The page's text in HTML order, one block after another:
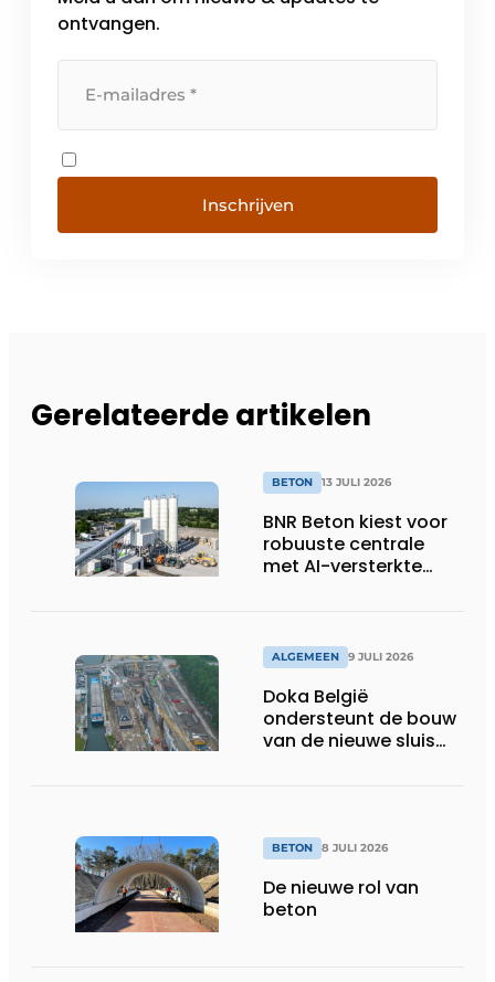
ontvangen.
Inschrijven
Gerelateerde artikelen
BETON 13 JULI 2026
BNR Beton kiest voor
robuuste centrale
met AI-versterkte
ALGEMEEN 9 JULI 2026
Doka België
ondersteunt de bouw
van de nieuwe sluis
BETON 8 JULI 2026
De nieuwe rol van
beton